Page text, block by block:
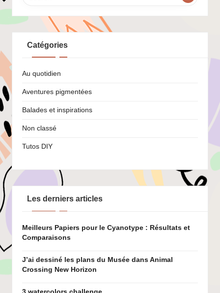
Catégories
Au quotidien
Aventures pigmentées
Balades et inspirations
Non classé
Tutos DIY
Les derniers articles
Meilleurs Papiers pour le Cyanotype : Résultats et
Comparaisons
J’ai dessiné les plans du Musée dans Animal
Crossing New Horizon